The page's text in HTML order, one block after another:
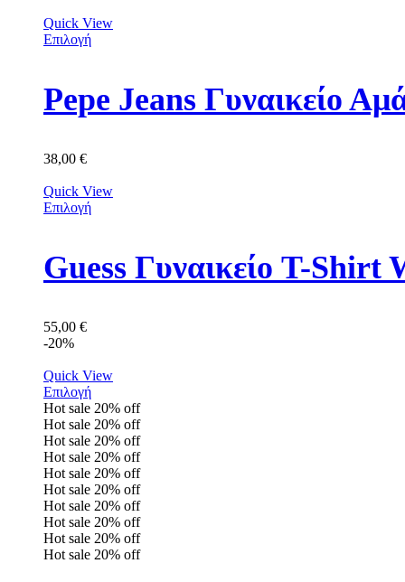
Quick View
Επιλογή
Pepe Jeans Γυναικείο
38,00 €
Quick View
Επιλογή
Guess Γυναικείο T-
55,00 €
-20%
Quick View
Επιλογή
Hot sale 20% off
Hot sale 20% off
Hot sale 20% off
Hot sale 20% off
Hot sale 20% off
Hot sale 20% off
Hot sale 20% off
Hot sale 20% off
Hot sale 20% off
Hot sale 20% off